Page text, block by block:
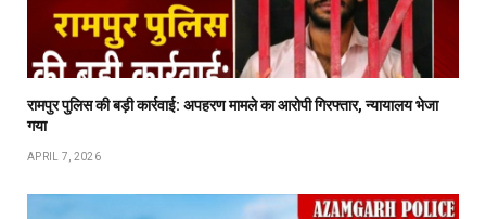
रामपुर पुलिस की बड़ी कार्रवाई: अपहरण मामले का आरोपी गिरफ्तार, न्यायालय भेजा
गया
APRIL 7, 2026